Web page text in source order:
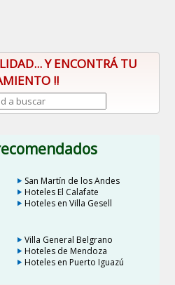
Y ENCONTRÁ TU
!!
San Martín de los Andes
Hoteles El Calafate
Hoteles en Villa Gesell
Villa General Belgrano
Hoteles de Mendoza
Hoteles en Puerto Iguazú